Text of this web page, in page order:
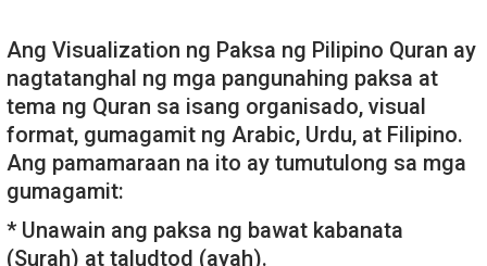
Ang Visualization ng Paksa ng Pilipino Quran ay
nagtatanghal ng mga pangunahing paksa at
tema ng Quran sa isang organisado, visual
format, gumagamit ng Arabic, Urdu, at Filipino.
Ang pamamaraan na ito ay tumutulong sa mga
gumagamit:
* Unawain ang paksa ng bawat kabanata
(Surah) at taludtod (ayah).